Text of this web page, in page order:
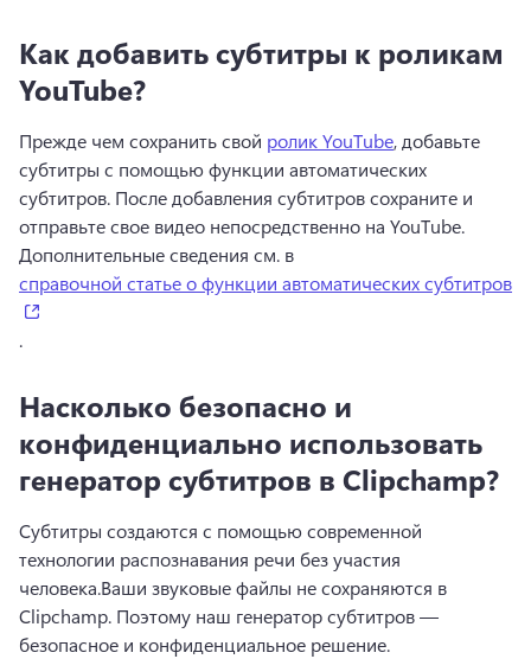
Как добавить субтитры к роликам
YouTube?
Прежде чем сохранить свой ролик YouTube, добавьте
субтитры с помощью функции автоматических
субтитров. После добавления субтитров сохраните и
Дополнительные сведения см. в
справочной статье о функции автоматических субтитров
.
Насколько безопасно и
конфиденциально использовать
генератор субтитров в Clipchamp?
Субтитры создаются с помощью современной
технологии распознавания речи без участия
человека.Ваши звуковые файлы не сохраняются в
Clipchamp. Поэтому наш генератор субтитров —
безопасное и конфиденциальное решение.